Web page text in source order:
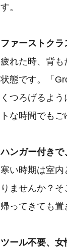
す。
ファーストクラ
疲れた時、背も
状態です。「
くつろげるよ
トな時間でも
ハンガー付き
寒い時期は室内
りませんか？
帰ってきても置
ツール不要、